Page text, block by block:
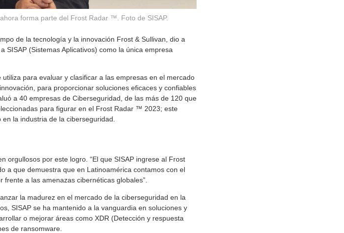
forma parte del Frost Radar ™. Foto de SISAP.
de la tecnología y la innovación Frost & Sullivan, dio a
(Sistemas Aplicativos) como la única empresa
para evaluar y clasificar a las empresas en el mercado
para proporcionar soluciones eficaces y confiables
a 40 empresas de Ciberseguridad, de las más de 120 que
para figurar en el Frost Radar ™ 2023; este
la industria de la ciberseguridad.
orgullosos por este logro. “El que SISAP ingrese al Frost
a que demuestra que en Latinoamérica contamos con el
a las amenazas cibernéticas globales”.
la madurez en el mercado de la ciberseguridad en la
SISAP se ha mantenido a la vanguardia en soluciones y
o mejorar áreas como XDR (Detección y respuesta
de ransomware.